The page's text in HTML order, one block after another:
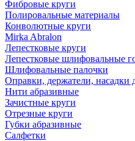
Фибровые круги
Полировальные материалы
Конволютные круги
Mirka Abralon
Лепестковые круги
Лепестковые шлифовальные
Шлифовальные палочки
Оправки, держатели,
Нити абразивные
Зачистные круги
Отрезные круги
Губки абразивные
Салфетки